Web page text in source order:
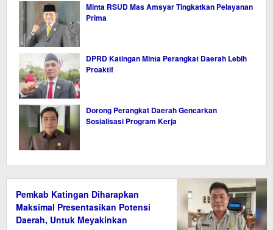
Minta RSUD Mas Amsyar Tingkatkan Pelayanan
Prima
DPRD Katingan Minta Perangkat Daerah Lebih
Proaktif
Dorong Perangkat Daerah Gencarkan
Sosialisasi Program Kerja
Pemkab Katingan Diharapkan
Maksimal Presentasikan Potensi
Daerah, Untuk Meyakinkan